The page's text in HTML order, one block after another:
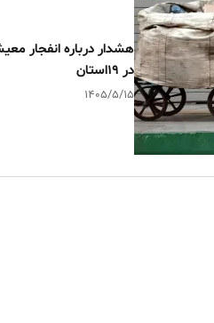
در ۱۹استان
۱۴۰۵/۵/۱۵